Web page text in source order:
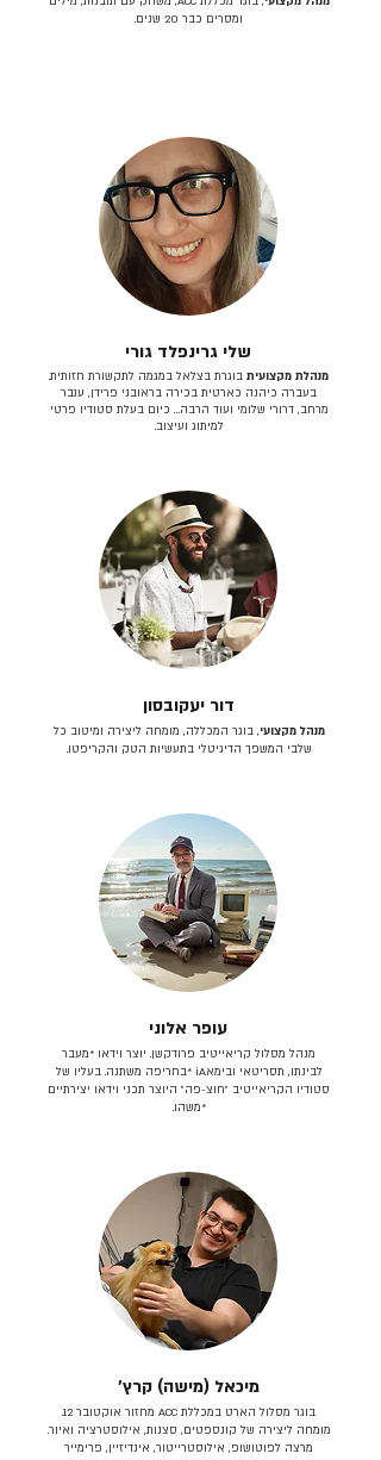
ומסרים כבר 20 שנים.
שלי גרינפלד גורי
מנהלת מקצועית בוגרת בצלאל במגמה לתקשורת חזותית.
בעברה כיהנה כארטית בכירה בראובני פרידן, ענבר
מרחב, דרורי שלומי ועוד הרבה… כיום בעלת סטודיו פרטי
למיתוג ועיצוב.
דור יעקובסון
מנהל מקצועי, בוגר המכללה, מומחה ליצירה ומיטוב כל
שלבי המשפך הדיגיטלי בתעשיות הטק והקריפטו.
עופר אלוני
מנהל מסלול קריאייטיב פרודקשן. יוצר וידאו *מעבר
לבינתו, תסריטאי וב​ימאiA‎ *בחריפה משתנה. בעליו של
סטודיו הקריאייטיב ״חוצ-פה״ היוצר תכני וידאו יצירתיים
*משהו.
מיכאל (מישה) קרץ׳
בוגר מסלול הארט במכללת ACC מחזור אוקטובר 12.
מומחה ליצירה של קונספטים, סצנות, אילוסטרציה ואיור.
מרצה לפוטושופ, אילוסטרייטור, אינדיזיין, פרימייר